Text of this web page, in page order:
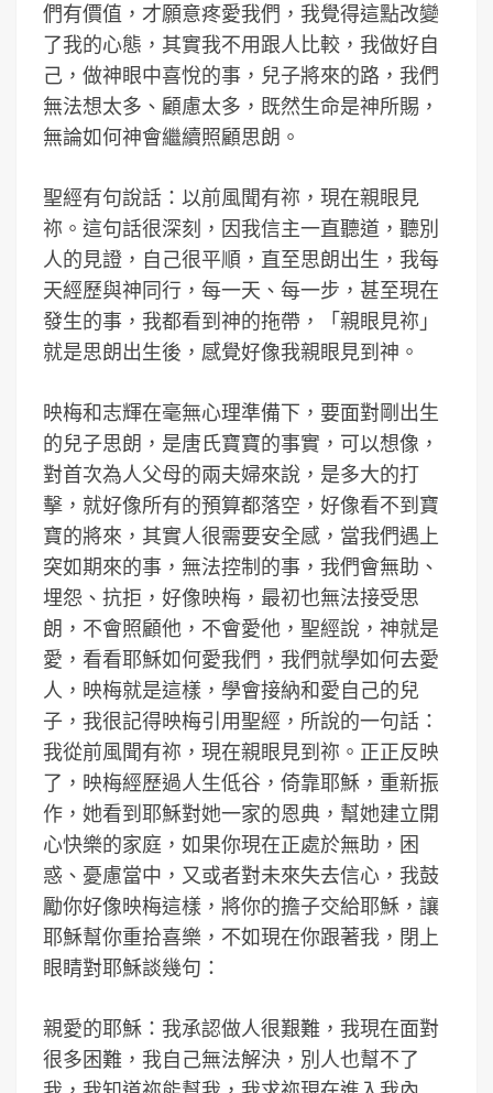
們有價值，才願意疼愛我們，我覺得這點改變
了我的心態，其實我不用跟人比較，我做好自
己，做神眼中喜悅的事，兒子將來的路，我們
無法想太多、顧慮太多，既然生命是神所賜，
無論如何神會繼續照顧思朗。
聖經有句說話：以前風聞有祢，現在親眼見
祢。這句話很深刻，因我信主一直聽道，聽別
人的見證，自己很平順，直至思朗出生，我每
天經歷與神同行，每一天、每一步，甚至現在
發生的事，我都看到神的拖帶，「親眼見祢」
就是思朗出生後，感覺好像我親眼見到神。
映梅和志輝在毫無心理準備下，要面對剛出生
的兒子思朗，是唐氏寶寶的事實，可以想像，
對首次為人父母的兩夫婦來說，是多大的打
擊，就好像所有的預算都落空，好像看不到寶
寶的將來，其實人很需要安全感，當我們遇上
突如期來的事，無法控制的事，我們會無助、
埋怨、抗拒，好像映梅，最初也無法接受思
朗，不會照顧他，不會愛他，聖經說，神就是
愛，看看耶穌如何愛我們，我們就學如何去愛
人，映梅就是這樣，學會接納和愛自己的兒
子，我很記得映梅引用聖經，所說的一句話：
我從前風聞有祢，現在親眼見到祢。正正反映
了，映梅經歷過人生低谷，倚靠耶穌，重新振
作，她看到耶穌對她一家的恩典，幫她建立開
心快樂的家庭，如果你現在正處於無助，困
惑、憂慮當中，又或者對未來失去信心，我鼓
勵你好像映梅這樣，將你的擔子交給耶穌，讓
耶穌幫你重拾喜樂，不如現在你跟著我，閉上
眼睛對耶穌談幾句：
親愛的耶穌：我承認做人很艱難，我現在面對
很多困難，我自己無法解決，別人也幫不了